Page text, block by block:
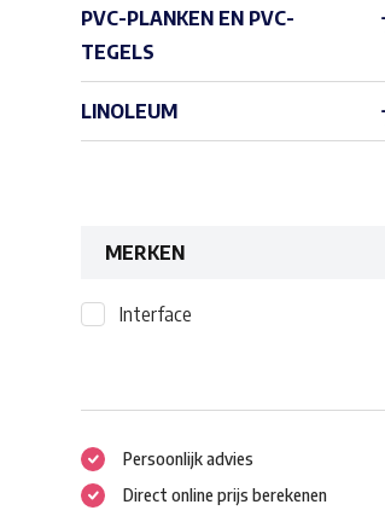
PVC-PLANKEN EN PVC-
TEGELS
LINOLEUM
MERKEN
Interface
Persoonlijk advies
Direct online prijs berekenen